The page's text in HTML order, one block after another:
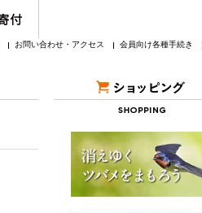
お問い合わせ・アクセス 会員向け各種手続き